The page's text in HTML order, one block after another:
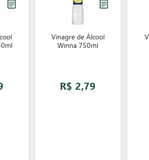
Vinagre de Álcool
Winna 750ml
R$ 2,79